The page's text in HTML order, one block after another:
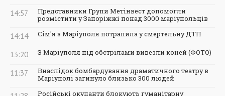
14:57
Представники Групи Метінвест допомогли
розмістити у Запоріжжі понад 3000 маріупольців
14:14 Сім'я з Маріуполя потрапила у смертельну ДТП
13:20 З Маріуполя під обстрілами вивезли коней (ФОТО)
11:37
Внаслідок бомбардування драматичного театру в
Маріуполі загинуло близько 300 людей
Російські окупанти блокують гуманітарну